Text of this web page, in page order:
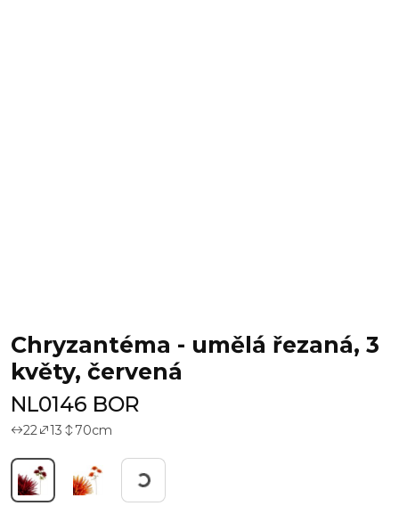
Chryzantéma - umělá řezaná, 3
květy, červená
NL0146 BOR
22 13 70cm
Pracuji...